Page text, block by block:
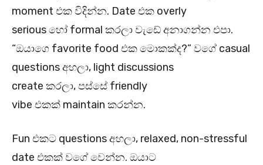
moment එක විදින්න. Date එක overly
serious හෝ formal කරලා වැඩේ අනාගන්න එපා.
“ඔයාගෙ favorite food එක මොකක්ද?” වගේ casual
questions අහලා, light discussions
create කරලා, පස්සේ friendly
vibe එකක් maintain කරන්න.
Fun එකට questions අහලා, relaxed, non-stressful
date එකක් වගේ වෙන්න. ඔයාට